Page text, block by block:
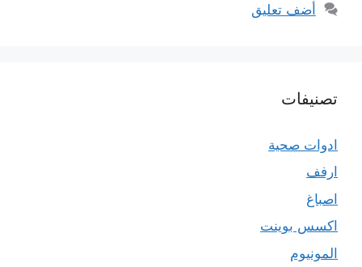
أضف تعليق
تصنيفات
ادوات صحية
ارفف
اصباغ
اكسس بوينت
المونيوم